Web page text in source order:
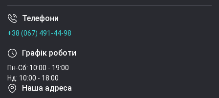
Умови угоди
Телефони
+38 (067) 491-44-98
Графік роботи
Пн-Сб: 10:00 - 19:00
Нд: 10:00 - 18:00
Наша адреса